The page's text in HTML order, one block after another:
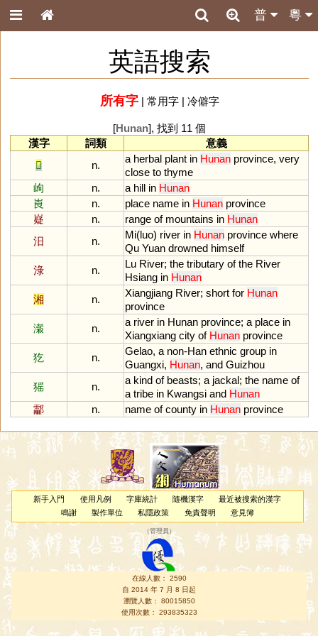
粵
普
英語搜索
所有字| 常用字| 冷僻字
[Hunan], 找到 11 個
漢字
詞類
意義
𦵯
n.
a herbal plant in Hunan province, very
close to thyme
岣
n. a hill in Hunan
崀
n. place name in Hunan province
嶷
n. range of mountains in Hunan
汨
n.
Mi(luo) river in Hunan province where
Qu Yuan drowned himself
淥
n.
Lu River; the tributary of the River
Hsiang in Hunan
湘
n.
Xiangjiang River; short for Hunan
province
瀔
n.
a river in Hunan province; a place in
Xiangxiang city of Hunan province
犵
n.
Gelao, a non-Han ethnic group in
Guangxi, Hunan, and Guizhou
猺
n.
a kind of beasts; a jackal; the name of
a tribe in Kwangsi and Hunan
酃
n. name of county in Hunan province
新手入門 使用凡例 字庫統計 隨機漢字
最近被搜索的漢字
鳴謝
製作單位 私隱政策 免責聲明 意見簿
（管理員 ）
在線人數： 2590
自 2014 年 7 月 8 日起
瀏覽人數： 80015850
使用次數： 293835323